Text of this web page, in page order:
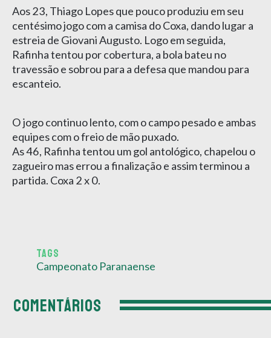
Aos 23, Thiago Lopes que pouco produziu em seu
centésimo jogo com a camisa do Coxa, dando lugar a
estreia de Giovani Augusto. Logo em seguida,
Rafinha tentou por cobertura, a bola bateu no
travessão e sobrou para a defesa que mandou para
escanteio.
O jogo continuo lento, com o campo pesado e ambas
equipes com o freio de mão puxado.
As 46, Rafinha tentou um gol antológico, chapelou o
zagueiro mas errou a finalização e assim terminou a
partida. Coxa 2 x 0.
TAGS
Campeonato Paranaense
COMENTÁRIOS